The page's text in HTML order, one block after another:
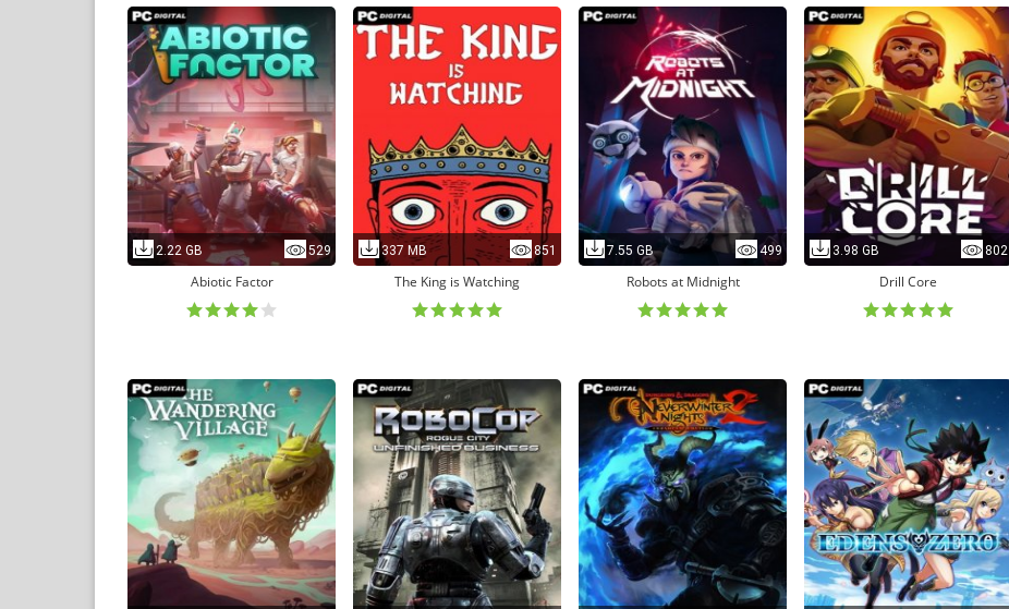
2.22 GB 529
Abiotic Factor
337 MB 851
The King is Watching
7.55 GB 499
Robots at Midnight
3.98 GB 802
Drill Core